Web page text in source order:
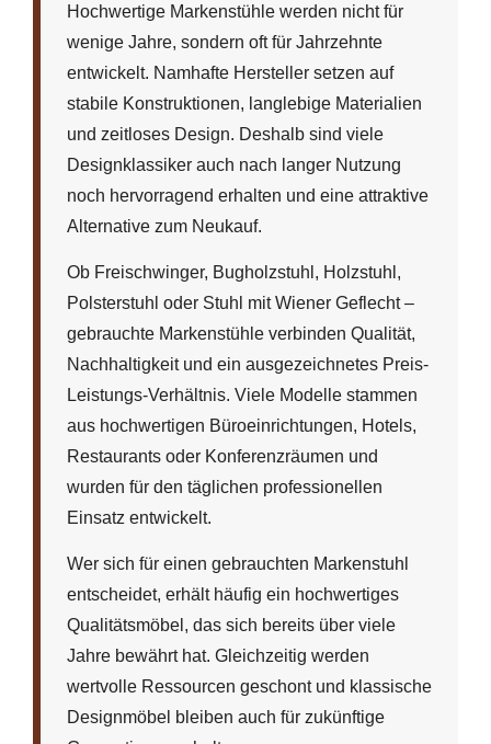
Hochwertige Markenstühle werden nicht für
wenige Jahre, sondern oft für Jahrzehnte
entwickelt. Namhafte Hersteller setzen auf
stabile Konstruktionen, langlebige Materialien
und zeitloses Design. Deshalb sind viele
Designklassiker auch nach langer Nutzung
noch hervorragend erhalten und eine attraktive
Alternative zum Neukauf.
Ob Freischwinger, Bugholzstuhl, Holzstuhl,
Polsterstuhl oder Stuhl mit Wiener Geflecht –
gebrauchte Markenstühle verbinden Qualität,
Nachhaltigkeit und ein ausgezeichnetes Preis-
Leistungs-Verhältnis. Viele Modelle stammen
aus hochwertigen Büroeinrichtungen, Hotels,
Restaurants oder Konferenzräumen und
wurden für den täglichen professionellen
Einsatz entwickelt.
Wer sich für einen gebrauchten Markenstuhl
entscheidet, erhält häufig ein hochwertiges
Qualitätsmöbel, das sich bereits über viele
Jahre bewährt hat. Gleichzeitig werden
wertvolle Ressourcen geschont und klassische
Designmöbel bleiben auch für zukünftige